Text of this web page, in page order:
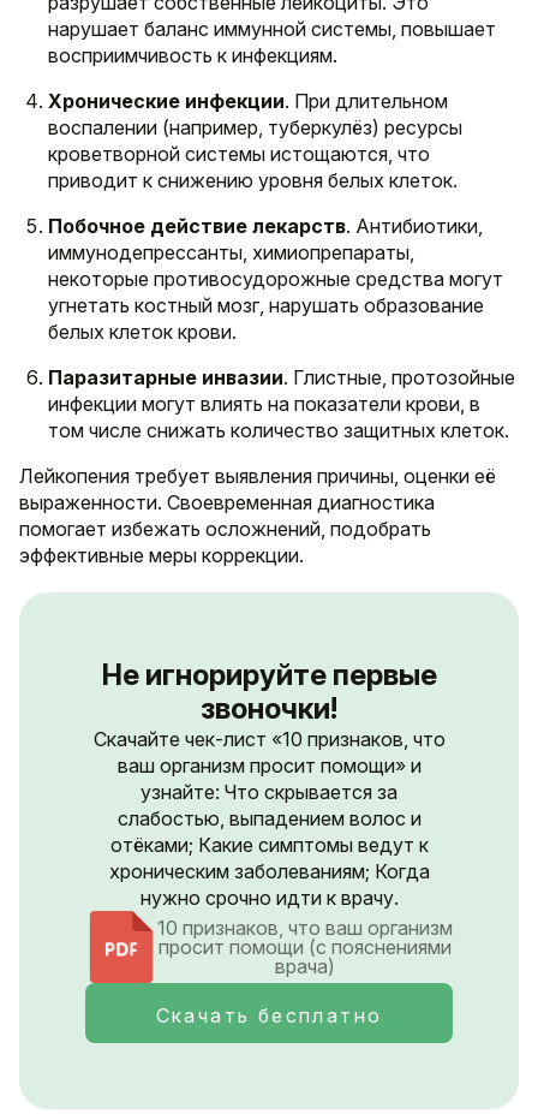
нарушает баланс иммунной системы, повышает
восприимчивость к инфекциям.
Хронические инфекции. При длительном
воспалении (например, туберкулёз) ресурсы
кроветворной системы истощаются, что
приводит к снижению уровня белых клеток.
Побочное действие лекарств. Антибиотики,
иммунодепрессанты, химиопрепараты,
некоторые противосудорожные средства могут
угнетать костный мозг, нарушать образование
белых клеток крови.
Паразитарные инвазии. Глистные, протозойные
инфекции могут влиять на показатели крови, в
том числе снижать количество защитных клеток.
Лейкопения требует выявления причины, оценки её
выраженности. Своевременная диагностика
помогает избежать осложнений, подобрать
эффективные меры коррекции.
Не игнорируйте первые
звоночки!
Скачайте чек-лист «10 признаков, что
ваш организм просит помощи» и
узнайте: Что скрывается за
слабостью, выпадением волос и
отёками; Какие симптомы ведут к
хроническим заболеваниям; Когда
нужно срочно идти к врачу.
10 признаков, что ваш организм
просит помощи (с пояснениями
врача)
Скачать бесплатно